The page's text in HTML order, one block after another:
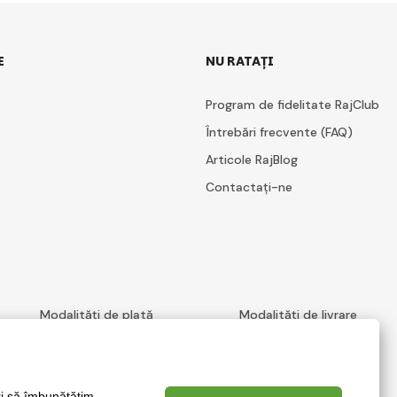
NU RATAȚI
Program de fidelitate RajClub
Întrebări frecvente (FAQ)
Articole RajBlog
Contactați-ne
Modalități de plată Modalități de livrare